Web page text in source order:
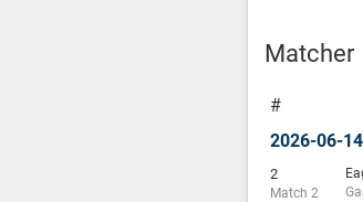
Matcher
#
2026-06-14
2
Match 2